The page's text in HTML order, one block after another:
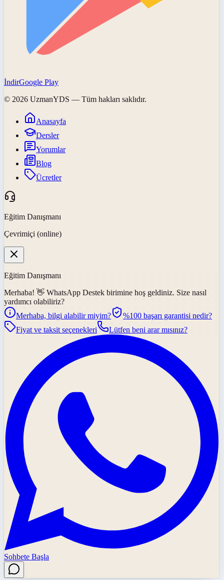
İndirGoogle Play
© 2026 UzmanYDS — Tüm hakları saklıdır.
Anasayfa
Dersler
Yorumlar
Blog
Ücretler
Eğitim Danışmanı
Çevrimiçi (online)
Eğitim Danışmanı
Merhaba! 👋 WhatsApp Destek birimine hoş geldiniz. Size nasıl
yardımcı olabiliriz?
Merhaba, bilgi alabilir miyim?
%100 başarı garantisi nedir?
Fiyat ve taksit seçenekleri
Lütfen beni arar mısınız?
Sohbete Başla